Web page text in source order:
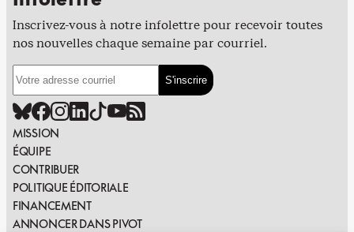
Inscrivez-vous à notre infolettre pour recevoir toutes
nos nouvelles chaque semaine par courriel.
MISSION
ÉQUIPE
CONTRIBUER
POLITIQUE ÉDITORIALE
FINANCEMENT
ANNONCER DANS PIVOT